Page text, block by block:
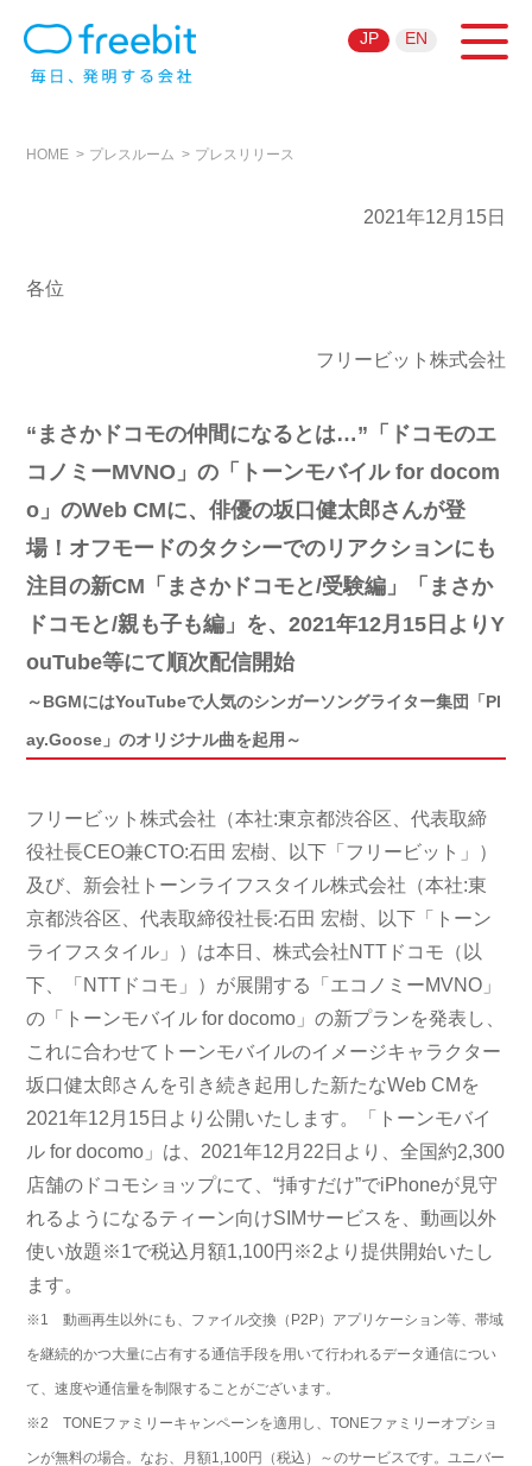
JP EN
HOME プレスルーム プレスリリース
2021年12月15日
各位
フリービット株式会社
“まさかドコモの仲間になるとは…”「ドコモのエ
コノミーMVNO」の「トーンモバイル for docom
o」のWeb CMに、俳優の坂口健太郎さんが登
場！オフモードのタクシーでのリアクションにも
注目の新CM「まさかドコモと/受験編」「まさか
ドコモと/親も子も編」を、2021年12月15日よりY
ouTube等にて順次配信開始
～BGMにはYouTubeで人気のシンガーソングライター集団「Pl
ay.Goose」のオリジナル曲を起用～
フリービット株式会社（本社:東京都渋谷区、代表取締
役社長CEO兼CTO:石田 宏樹、以下「フリービット」）
及び、新会社トーンライフスタイル株式会社（本社:東
京都渋谷区、代表取締役社長:石田 宏樹、以下「トーン
ライフスタイル」）は本日、株式会社NTTドコモ（以
下、「NTTドコモ」）が展開する「エコノミーMVNO」
の「トーンモバイル for docomo」の新プランを発表し、
これに合わせてトーンモバイルのイメージキャラクター
坂口健太郎さんを引き続き起用した新たなWeb CMを
2021年12月15日より公開いたします。「トーンモバイ
ル for docomo」は、2021年12月22日より、全国約2,300
店舗のドコモショップにて、“挿すだけ”でiPhoneが見守
れるようになるティーン向けSIMサービスを、動画以外
使い放題※1で税込月額1,100円※2より提供開始いたし
ます。
※1 動画再生以外にも、ファイル交換（P2P）アプリケーション等、帯域
を継続的かつ大量に占有する通信手段を用いて行われるデータ通信につい
て、速度や通信量を制限することがございます。
※2 TONEファミリーキャンペーンを適用し、TONEファミリーオプショ
ンが無料の場合。なお、月額1,100円（税込）～のサービスです。ユニバー